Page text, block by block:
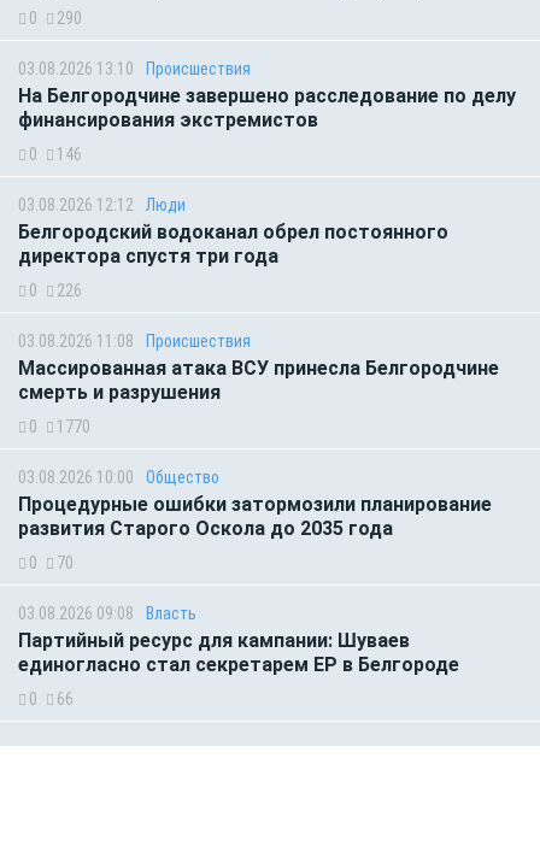
0 290
03.08.2026 13:10 Происшествия
На Белгородчине завершено расследование по делу
финансирования экстремистов
0 146
03.08.2026 12:12 Люди
Белгородский водоканал обрел постоянного
директора спустя три года
0 226
03.08.2026 11:08 Происшествия
Массированная атака ВСУ принесла Белгородчине
смерть и разрушения
0 1770
03.08.2026 10:00 Общество
Процедурные ошибки затормозили планирование
развития Старого Оскола до 2035 года
0 70
03.08.2026 09:08 Власть
Партийный ресурс для кампании: Шуваев
единогласно стал секретарем ЕР в Белгороде
0 66